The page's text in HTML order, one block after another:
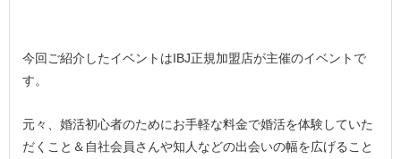
今回ご紹介したイベントはIBJ正規加盟店が主催のイベントで
す。
元々、婚活初心者のためにお手軽な料金で婚活を体験していた
だくこと＆自社会員さんや知人などの出会いの幅を広げること